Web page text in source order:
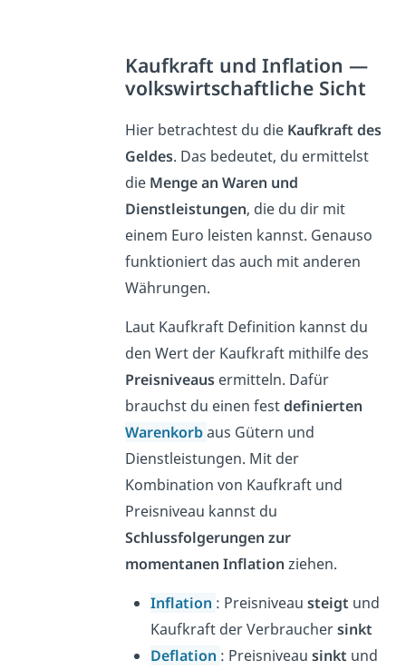
Kaufkraft und Inflation —
volkswirtschaftliche Sicht
Hier betrachtest du die Kaufkraft des
Geldes. Das bedeutet, du ermittelst
die Menge an Waren und
Dienstleistungen, die du dir mit
einem Euro leisten kannst. Genauso
funktioniert das auch mit anderen
Währungen.
Laut Kaufkraft Definition kannst du
den Wert der Kaufkraft mithilfe des
Preisniveausermitteln. Dafür
brauchst du einen festdefinierten
Warenkorbaus Gütern und
Dienstleistungen. Mit der
Kombination von Kaufkraft und
Preisniveau kannst du
Schlussfolgerungen zur
momentanen Inflation ziehen.
Inflation : Preisniveau steigt und
Kaufkraft der Verbrauchersinkt
Deflation : Preisniveau sinkt und